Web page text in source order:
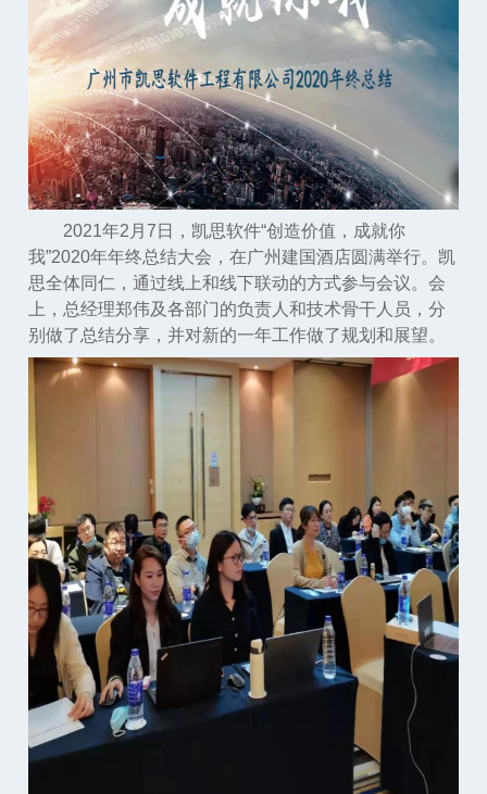
2021年2月7日，凯思软件“创造价值，成就你
我”2020年年终总结大会，在广州建国酒店圆满举行。凯
思全体同仁，通过线上和线下联动的方式参与会议。会
上，总经理郑伟及各部门的负责人和技术骨干人员，分
别做了总结分享，并对新的一年工作做了规划和展望。